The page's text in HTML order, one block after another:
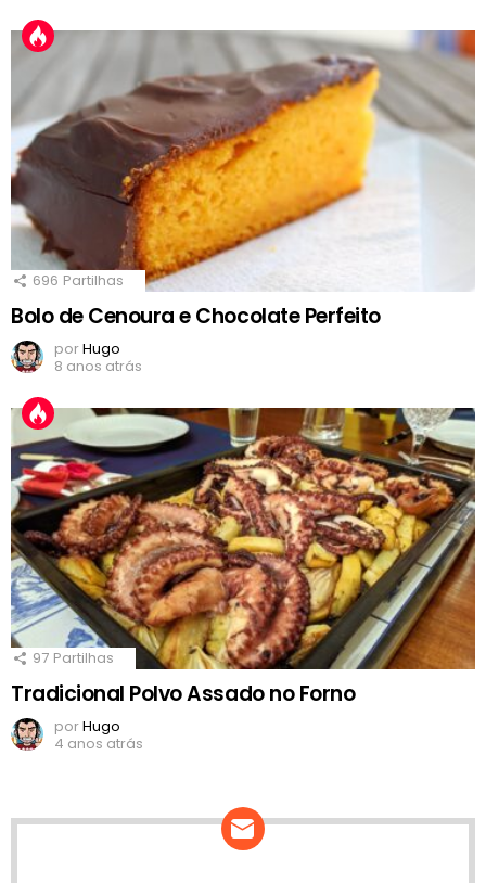
696 Partilhas
Bolo de Cenoura e Chocolate Perfeito
porHugo
8 anos atrás
97 Partilhas
Tradicional Polvo Assado no Forno
porHugo
4 anos atrás